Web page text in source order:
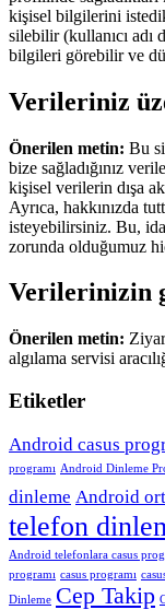
kişisel bilgilerini
silebilir (kullanıcı
bilgileri görebilir ve
Verileriniz
Önerilen metin: Bu
bize sağladığınız
kişisel verilerin dışa
Ayrıca, hakkınızda
isteyebilirsiniz. Bu,
zorunda olduğumuz
Verilerinizin
Önerilen metin:
algılama servisi
Etiketler
Android casus
programı Android Dinleme
dinleme Android
telefon
Android telefonlara casus
programı casus programı
Dinleme Cep Takip